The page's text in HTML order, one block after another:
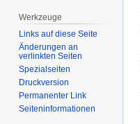
Werkzeuge
Links auf diese Seite
Änderungen an
verlinkten Seiten
Spezialseiten
Druckversion
Permanenter Link
Seiten­­informationen